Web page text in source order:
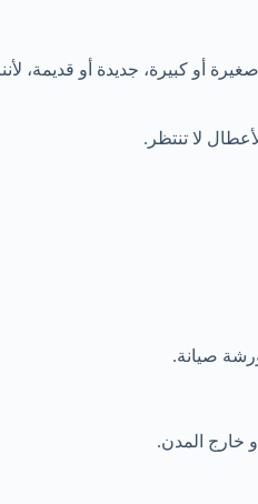
أو كبيرة، جديدة أو قديمة،
صيانة.
خارج المدن.